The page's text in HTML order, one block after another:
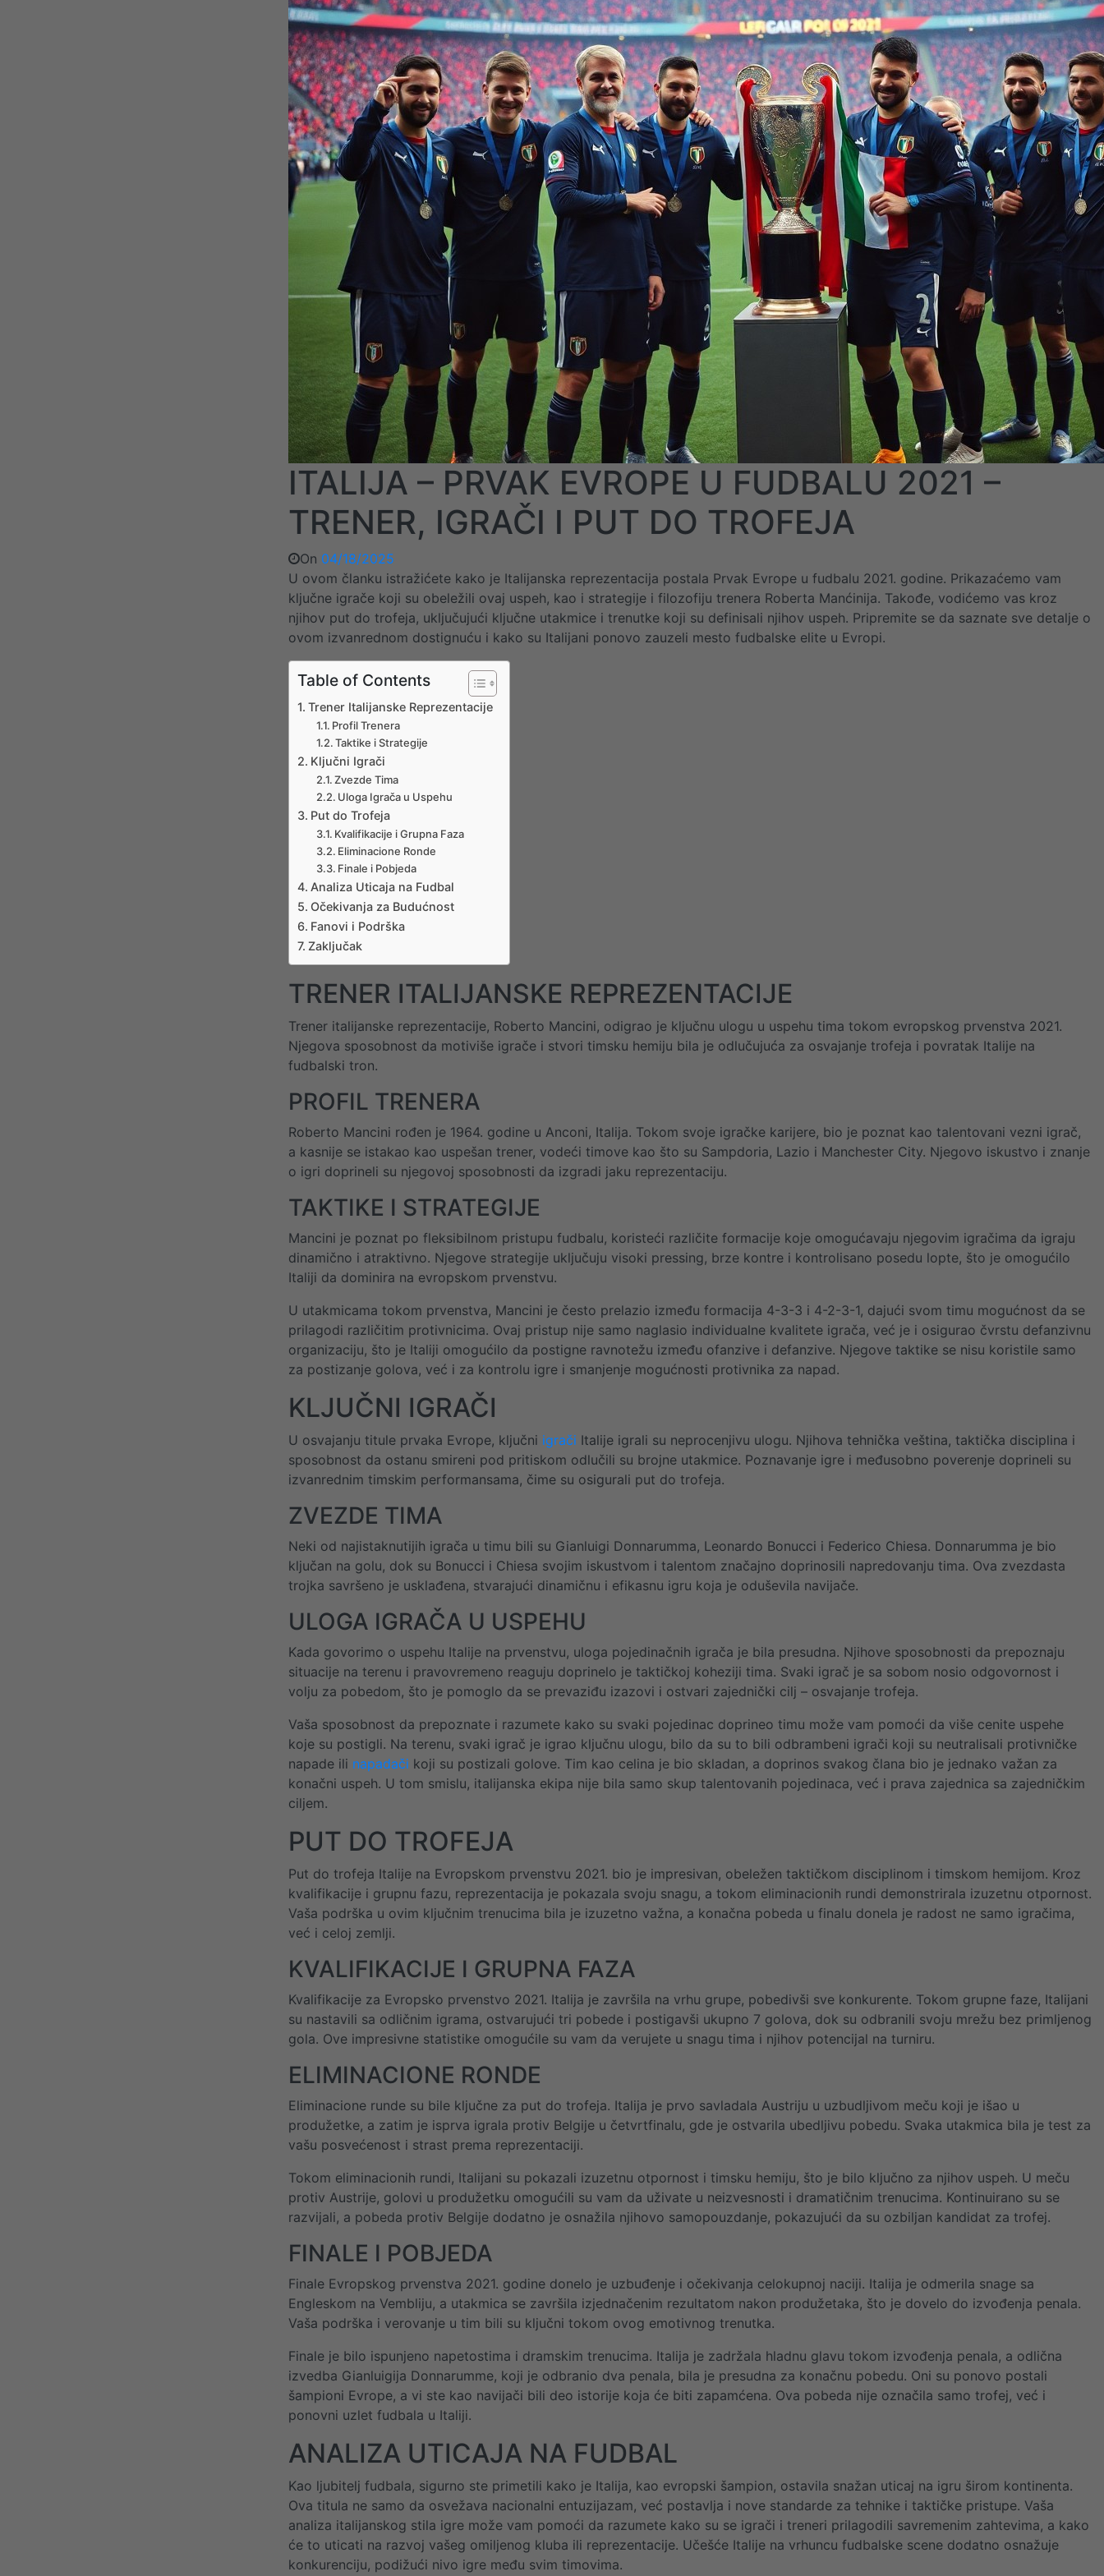
ITALIJA – PRVAK EVROPE U FUDBALU 2021 –
TRENER, IGRAČI I PUT DO TROFEJA
On 04/18/2025
U ovom članku istražićete kako je Italijanska reprezentacija postala Prvak Evrope u fudbalu 2021. godine. Prikazaćemo vam
ključne igrače koji su obeležili ovaj uspeh, kao i strategije i filozofiju trenera Roberta Manćinija. Takođe, vodićemo vas kroz
njihov put do trofeja, uključujući ključne utakmice i trenutke koji su definisali njihov uspeh. Pripremite se da saznate sve detalje o
ovom izvanrednom dostignuću i kako su Italijani ponovo zauzeli mesto fudbalske elite u Evropi.
Table of Contents
Trener Italijanske Reprezentacije
Profil Trenera
Taktike i Strategije
Ključni Igrači
Zvezde Tima
Uloga Igrača u Uspehu
Put do Trofeja
Kvalifikacije i Grupna Faza
Eliminacione Ronde
Finale i Pobjeda
Analiza Uticaja na Fudbal
Očekivanja za Budućnost
Fanovi i Podrška
Zaključak
TRENER ITALIJANSKE REPREZENTACIJE
Trener italijanske reprezentacije, Roberto Mancini, odigrao je ključnu ulogu u uspehu tima tokom evropskog prvenstva 2021.
Njegova sposobnost da motiviše igrače i stvori timsku hemiju bila je odlučujuća za osvajanje trofeja i povratak Italije na
fudbalski tron.
PROFIL TRENERA
Roberto Mancini rođen je 1964. godine u Anconi, Italija. Tokom svoje igračke karijere, bio je poznat kao talentovani vezni igrač,
a kasnije se istakao kao uspešan trener, vodeći timove kao što su Sampdoria, Lazio i Manchester City. Njegovo iskustvo i znanje
o igri doprineli su njegovoj sposobnosti da izgradi jaku reprezentaciju.
TAKTIKE I STRATEGIJE
Mancini je poznat po fleksibilnom pristupu fudbalu, koristeći različite formacije koje omogućavaju njegovim igračima da igraju
dinamično i atraktivno. Njegove strategije uključuju visoki pressing, brze kontre i kontrolisano posedu lopte, što je omogućilo
Italiji da dominira na evropskom prvenstvu.
U utakmicama tokom prvenstva, Mancini je često prelazio između formacija 4-3-3 i 4-2-3-1, dajući svom timu mogućnost da se
prilagodi različitim protivnicima. Ovaj pristup nije samo naglasio individualne kvalitete igrača, već je i osigurao čvrstu defanzivnu
organizaciju, što je Italiji omogućilo da postigne ravnotežu između ofanzive i defanzive. Njegove taktike se nisu koristile samo
za postizanje golova, već i za kontrolu igre i smanjenje mogućnosti protivnika za napad.
KLJUČNI IGRAČI
U osvajanju titule prvaka Evrope, ključni igrači Italije igrali su neprocenjivu ulogu. Njihova tehnička veština, taktička disciplina i
sposobnost da ostanu smireni pod pritiskom odlučili su brojne utakmice. Poznavanje igre i međusobno poverenje doprineli su
izvanrednim timskim performansama, čime su osigurali put do trofeja.
ZVEZDE TIMA
Neki od najistaknutijih igrača u timu bili su Gianluigi Donnarumma, Leonardo Bonucci i Federico Chiesa. Donnarumma je bio
ključan na golu, dok su Bonucci i Chiesa svojim iskustvom i talentom značajno doprinosili napredovanju tima. Ova zvezdasta
trojka savršeno je usklađena, stvarajući dinamičnu i efikasnu igru koja je oduševila navijače.
ULOGA IGRAČA U USPEHU
Kada govorimo o uspehu Italije na prvenstvu, uloga pojedinačnih igrača je bila presudna. Njihove sposobnosti da prepoznaju
situacije na terenu i pravovremeno reaguju doprinelo je taktičkoj koheziji tima. Svaki igrač je sa sobom nosio odgovornost i
volju za pobedom, što je pomoglo da se prevaziđu izazovi i ostvari zajednički cilj – osvajanje trofeja.
Vaša sposobnost da prepoznate i razumete kako su svaki pojedinac doprineo timu može vam pomoći da više cenite uspehe
koje su postigli. Na terenu, svaki igrač je igrao ključnu ulogu, bilo da su to bili odbrambeni igrači koji su neutralisali protivničke
napade ili napadači koji su postizali golove. Tim kao celina je bio skladan, a doprinos svakog člana bio je jednako važan za
konačni uspeh. U tom smislu, italijanska ekipa nije bila samo skup talentovanih pojedinaca, već i prava zajednica sa zajedničkim
ciljem.
PUT DO TROFEJA
Put do trofeja Italije na Evropskom prvenstvu 2021. bio je impresivan, obeležen taktičkom disciplinom i timskom hemijom. Kroz
kvalifikacije i grupnu fazu, reprezentacija je pokazala svoju snagu, a tokom eliminacionih rundi demonstrirala izuzetnu otpornost.
Vaša podrška u ovim ključnim trenucima bila je izuzetno važna, a konačna pobeda u finalu donela je radost ne samo igračima,
već i celoj zemlji.
KVALIFIKACIJE I GRUPNA FAZA
Kvalifikacije za Evropsko prvenstvo 2021. Italija je završila na vrhu grupe, pobedivši sve konkurente. Tokom grupne faze, Italijani
su nastavili sa odličnim igrama, ostvarujući tri pobede i postigavši ukupno 7 golova, dok su odbranili svoju mrežu bez primljenog
gola. Ove impresivne statistike omogućile su vam da verujete u snagu tima i njihov potencijal na turniru.
ELIMINACIONE RONDE
Eliminacione runde su bile ključne za put do trofeja. Italija je prvo savladala Austriju u uzbudljivom meču koji je išao u
produžetke, a zatim je isprva igrala protiv Belgije u četvrtfinalu, gde je ostvarila ubedljivu pobedu. Svaka utakmica bila je test za
vašu posvećenost i strast prema reprezentaciji.
Tokom eliminacionih rundi, Italijani su pokazali izuzetnu otpornost i timsku hemiju, što je bilo ključno za njihov uspeh. U meču
protiv Austrije, golovi u produžetku omogućili su vam da uživate u neizvesnosti i dramatičnim trenucima. Kontinuirano su se
razvijali, a pobeda protiv Belgije dodatno je osnažila njihovo samopouzdanje, pokazujući da su ozbiljan kandidat za trofej.
FINALE I POBJEDA
Finale Evropskog prvenstva 2021. godine donelo je uzbuđenje i očekivanja celokupnoj naciji. Italija je odmerila snage sa
Engleskom na Vembliju, a utakmica se završila izjednačenim rezultatom nakon produžetaka, što je dovelo do izvođenja penala.
Vaša podrška i verovanje u tim bili su ključni tokom ovog emotivnog trenutka.
Finale je bilo ispunjeno napetostima i dramskim trenucima. Italija je zadržala hladnu glavu tokom izvođenja penala, a odlična
izvedba Gianluigija Donnarumme, koji je odbranio dva penala, bila je presudna za konačnu pobedu. Oni su ponovo postali
šampioni Evrope, a vi ste kao navijači bili deo istorije koja će biti zapamćena. Ova pobeda nije označila samo trofej, već i
ponovni uzlet fudbala u Italiji.
ANALIZA UTICAJA NA FUDBAL
Kao ljubitelj fudbala, sigurno ste primetili kako je Italija, kao evropski šampion, ostavila snažan uticaj na igru širom kontinenta.
Ova titula ne samo da osvežava nacionalni entuzijazam, već postavlja i nove standarde za tehnike i taktičke pristupe. Vaša
analiza italijanskog stila igre može vam pomoći da razumete kako su se igrači i treneri prilagodili savremenim zahtevima, a kako
će to uticati na razvoj vašeg omiljenog kluba ili reprezentacije. Učešće Italije na vrhuncu fudbalske scene dodatno osnažuje
konkurenciju, podižući nivo igre među svim timovima.